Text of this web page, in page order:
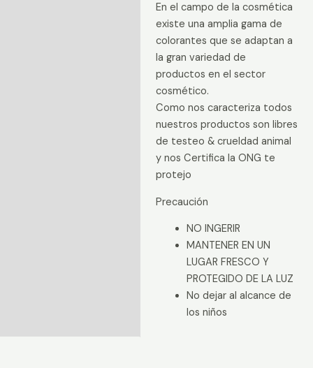
En el campo de la cosmética
existe una amplia gama de
colorantes que se adaptan a
la gran variedad de
productos en el sector
cosmético.
Como nos caracteriza todos
nuestros productos son libres
de testeo & crueldad animal
y nos Certifica la ONG te
protejo
Precaución
NO INGERIR
MANTENER EN UN
LUGAR FRESCO Y
PROTEGIDO DE LA LUZ
No dejar al alcance de
los niños